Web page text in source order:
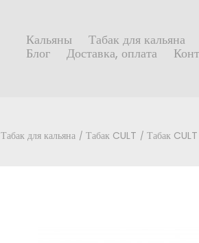
Кальяны Табак для кальяна
Блог
Доставка, оплата
Табак для кальяна Табак CULT Табак